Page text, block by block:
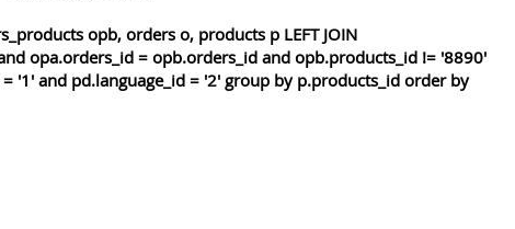
opb, orders o, products p LEFT JOIN
opa.orders_id = opb.orders_id and opb.products_id != '8890'
'1' and pd.language_id = '2' group by p.products_id order by